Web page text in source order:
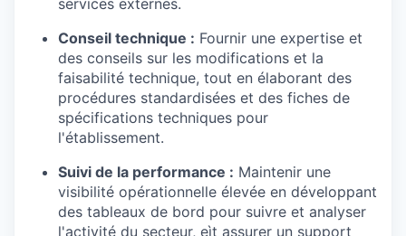
services externes.
Conseil technique : Fournir une expertise et
des conseils sur les modifications et la
faisabilité technique, tout en élaborant des
procédures standardisées et des fiches de
spécifications techniques pour
l'établissement.
Suivi de la performance : Maintenir une
visibilité opérationnelle élevée en développant
des tableaux de bord pour suivre et analyser
l'activité du secteur, eìt assurer un support